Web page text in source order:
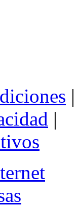
|
|